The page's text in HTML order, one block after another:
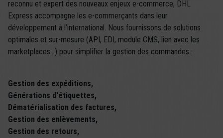
reconnu et expert des nouveaux enjeux e-commerce, DHL
Express accompagne les e-commerçants dans leur
développement à l’international. Nous fournissons de solutions
optimales et sur-mesure (API, EDI, module CMS, lien avec les
marketplaces…) pour simplifier la gestion des commandes :
Gestion des expéditions,
Générations d'étiquettes,
Dématérialisation des factures,
Gestion des enlèvements,
Gestion des retours,